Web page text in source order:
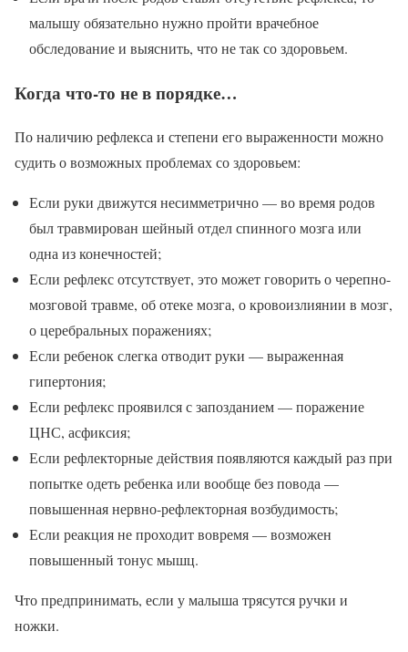
малышу обязательно нужно пройти врачебное
обследование и выяснить, что не так со здоровьем.
Когда что-то не в порядке…
По наличию рефлекса и степени его выраженности можно
судить о возможных проблемах со здоровьем:
Если руки движутся несимметрично — во время родов
был травмирован шейный отдел спинного мозга или
одна из конечностей;
Если рефлекс отсутствует, это может говорить о черепно-
мозговой травме, об отеке мозга, о кровоизлиянии в мозг,
о церебральных поражениях;
Если ребенок слегка отводит руки — выраженная
гипертония;
Если рефлекс проявился с запозданием — поражение
ЦНС, асфиксия;
Если рефлекторные действия появляются каждый раз при
попытке одеть ребенка или вообще без повода —
повышенная нервно-рефлекторная возбудимость;
Если реакция не проходит вовремя — возможен
повышенный тонус мышц.
Что предпринимать, если у малыша трясутся ручки и
ножки.